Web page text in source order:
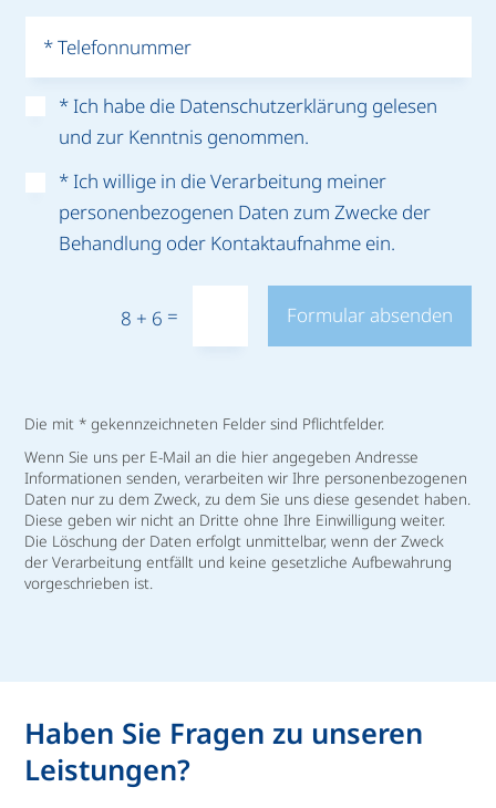
* Ich habe die Daten­schutz­erklärung gelesen
und zur Kenntnis ge­nommen.
* Ich willige in die Ver­arbeitung meiner
personen­bezogenen Daten zum Zwecke der
Behandlung oder Kontakt­aufnahme ein.
8 + 6 = Formular absenden
Die mit * gekennzeichneten Felder sind Pflichtfelder.
Wenn Sie uns per E-Mail an die hier angegeben Andresse
Informationen senden, verarbeiten wir Ihre personenbezogenen
Daten nur zu dem Zweck, zu dem Sie uns diese gesendet haben.
Diese geben wir nicht an Dritte ohne Ihre Einwilligung weiter.
Die Löschung der Daten erfolgt unmittelbar, wenn der Zweck
der Verarbeitung entfällt und keine gesetzliche Aufbewahrung
vorgeschrieben ist.
Haben Sie Fragen zu unseren
Leistungen?